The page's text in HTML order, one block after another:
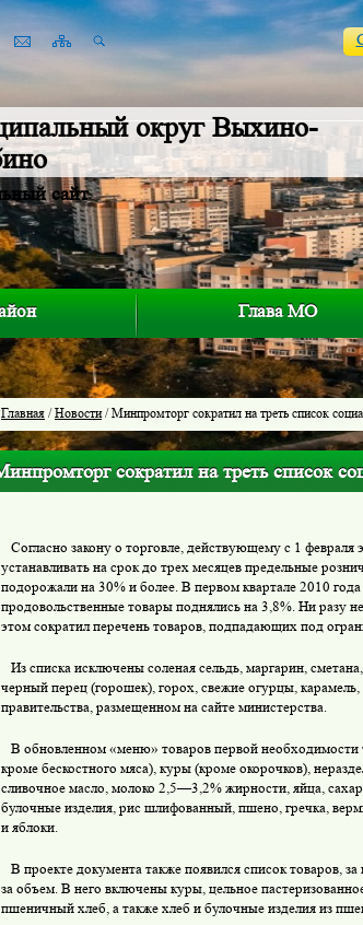
округ Выхино-
сайт
Глава МО
Главная /Новости/ Минпромторг сократил на треть список
сократил на треть список
Согласно закону о торговле, действующему с 1 февраля
устанавливать на срок до трех месяцев предельные
подорожали на 30% и более. В первом квартале 2010
продовольственные товары поднялись на 3,8%. Ни разу
этом сократил перечень товаров, подпадающих под
Из списка исключены соленая сельдь, маргарин,
черный перец (горошек), горох, свежие огурцы, карамель,
правительства, размещенном на сайте министерства.
В обновленном «меню» товаров первой необходимости
кроме бескостного мяса), куры (кроме окорочков),
сливочное масло, молоко 2,5—3,2% жирности, яйца,
булочные изделия, рис шлифованный, пшено, гречка,
и яблоки.
В проекте документа также появился список товаров,
за объем. В него включены куры, цельное
пшеничный хлеб, а также хлеб и булочные изделия из